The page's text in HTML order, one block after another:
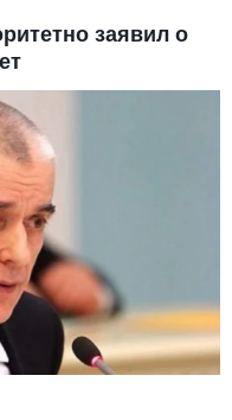
заявил о